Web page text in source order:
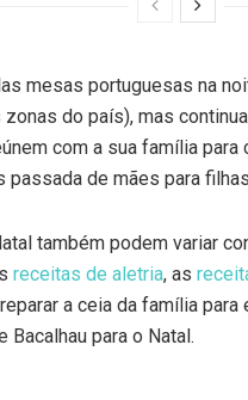
mesas portuguesas na
do país), mas
com a sua família para
de mães para
também podem variar
receitas de aletria, as
a ceia da família
para o Natal.